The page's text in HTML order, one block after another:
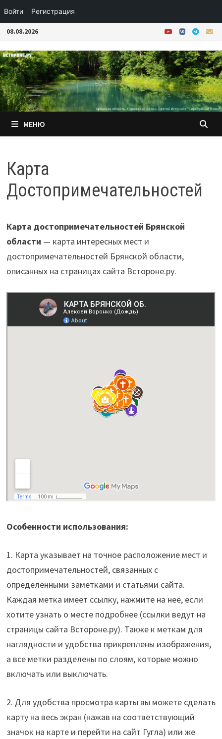
Войти Регистрация
Перейти
содержимому
08.08.2026
МЕНЮ
Карта
Достопримечательностей
Карта достопримечательностей Брянской
области — карта интересных мест и
достопримечательностей Брянской области,
описанных на страницах сайта Встороне.ру.
Особенности использования:
1. Карта указывает на точное расположение мест и
достопримечательностей, связанных с
определёнными заметками и статьями сайта.
Каждая метка имеет ссылку, нажмите на неё, если
хотите узнать о месте подробнее (ссылки ведут на
страницы сайта Встороне.ру). Также к меткам для
наглядности и удобства прикреплены изображения,
а все метки разделены по слоям, которые можно
включать или выключать.
2. Для удобства просмотра карты вы можете сделать
карту на весь экран (нажав на соответствующий
значок на карте и перейти на сайт Гугла) или же